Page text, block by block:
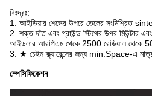
বিঃদ্রঃ:
1. আইডিয়ার শেভের উপরে তেলের সংমিশ্রিত
2. শক্ত দাঁত এবং গ্রাউন্ড স্টিথের উপর মিউন্টার এবং
আইডলার আরপিএম থেকে 2500 রেডিয়াল থেকে
3. ★ চেইন ক্ল্যারেন্সের জন্য min.Space-এ
স্পেসিফিকেশন